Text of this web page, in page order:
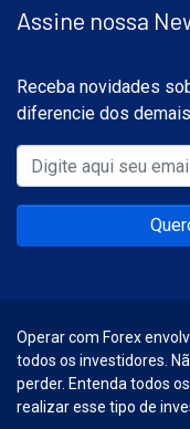
Assine nossa
Receba novidades
diferencie dos demais
Operar com Forex
todos os investidores.
perder. Entenda todos
realizar esse tipo de